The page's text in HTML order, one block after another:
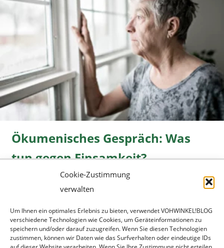
Cookie-Zustimmung
verwalten
Um Ihnen ein optimales Erlebnis zu bieten, verwendet VOHWINKEL!BLOG
verschiedene Technologien wie Cookies, um Geräteinformationen zu
speichern und/oder darauf zuzugreifen. Wenn Sie diesen Technologien
zustimmen, können wir Daten wie das Surfverhalten oder eindeutige IDs
Ökumenisches Gespräch: Was
tun gegen Einsamkeit?
» mehr...